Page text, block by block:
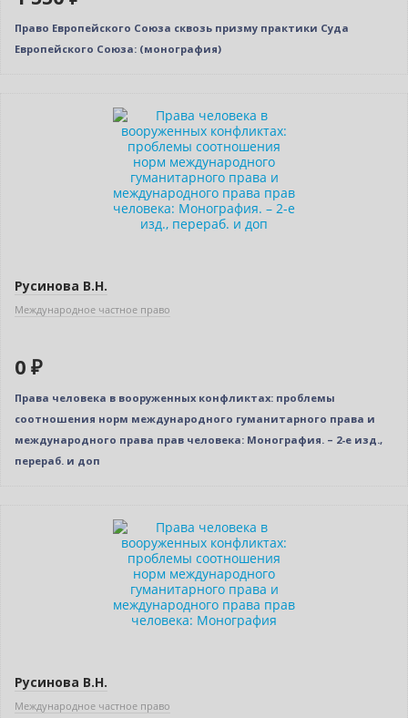
Право Европейского Союза сквозь призму практики Суда
Европейского Союза: (монография)
Русинова В.Н.
Международное частное право
0 ₽
Права человека в вооруженных конфликтах: проблемы
соотношения норм международного гуманитарного права и
международного права прав человека: Монография. – 2-е изд.,
перераб. и доп
Русинова В.Н.
Международное частное право